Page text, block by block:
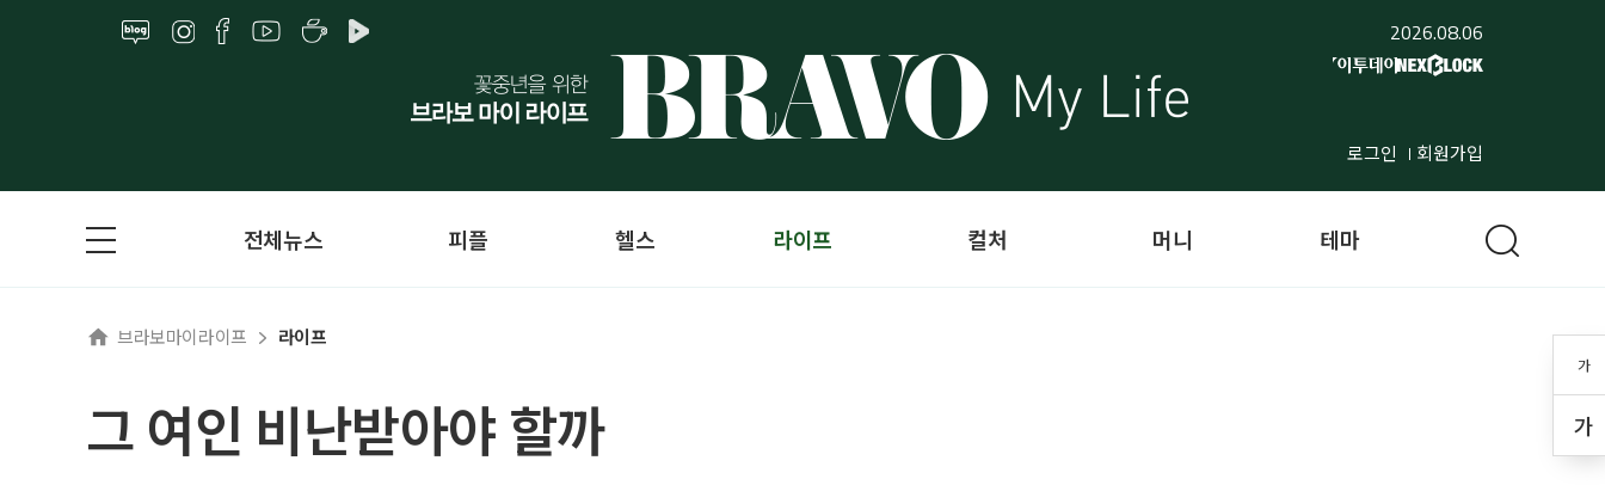
2026.08.06
로그인 회원가입
가
가
전체뉴스 피플 헬스 라이프 컬처 머니 테마
브라보마이라이프 라이프
그 여인 비난받아야 할까